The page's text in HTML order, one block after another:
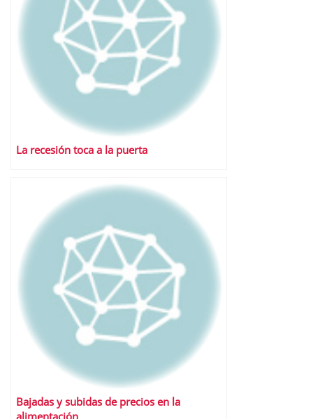
La recesión toca a la puerta
Bajadas y subidas de precios en la